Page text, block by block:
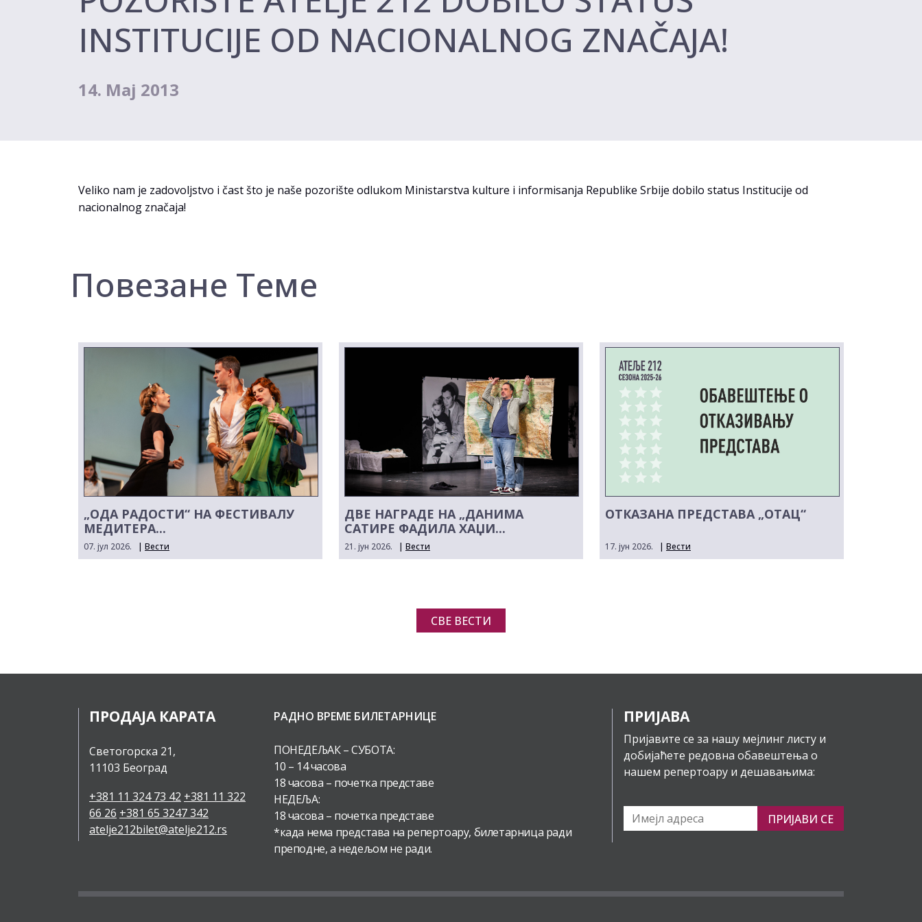
INSTITUCIJE OD NACIONALNOG ZNAČAJA!
14. Мај 2013
Veliko nam je zadovoljstvo i čast što je naše pozorište odlukom Ministarstva kulture i informisanja Republike Srbije dobilo status Institucije od
nacionalnog značaja!
Повезане Теме
„ОДА РАДОСТИ“ НА ФЕСТИВАЛУ
МЕДИТЕРА...
07. јул 2026. | Вести
ДВЕ НАГРАДЕ НА „ДАНИМА
САТИРЕ ФАДИЛА ХАЏИ...
21. јун 2026. | Вести
ОТКАЗАНА ПРЕДСТАВА „ОТАЦ“
17. јун 2026. | Вести
СВЕ ВЕСТИ
ПРОДАЈА КАРАТА
Светогорска 21,
11103 Београд
+381 11 324 73 42 +381 11 322
66 26 +381 65 3247 342
atelje212bilet@atelje212.rs
РАДНО ВРЕМЕ БИЛЕТАРНИЦЕ
ПОНЕДЕЉАК – СУБОТА:
10 – 14 часова
18 часова – почетка представе
НЕДЕЉА:
18 часова – почетка представе
*када нема представа на репертоару, билетарница ради
преподне, а недељом не ради.
ПРИЈАВА
Пријавите се за нашу мејлинг листу и
добијаћете редовна обавештења о
нашем репертоару и дешавањима:
ПРИЈАВИ СЕ